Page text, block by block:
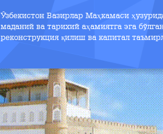
Ўзбекистон Вазирлар Маҳкамаси
маданий ва тарихий аҳамиятга эга
реконструкция қилиш ва капитал